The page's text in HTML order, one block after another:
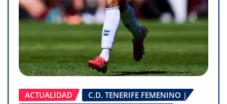
ACTUALIDAD
C.D. TENERIFE FEMENINO |